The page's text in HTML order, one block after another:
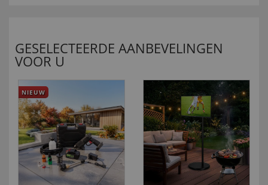
GESELECTEERDE AANBEVELINGEN
VOOR U
NIEUW